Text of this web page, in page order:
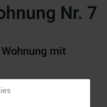
Nr. 7
mit